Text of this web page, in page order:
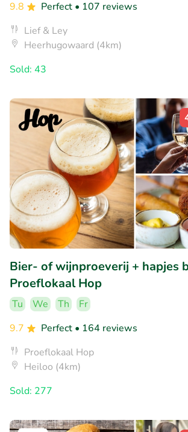
9.8 Perfect • 107 reviews
Lief & Ley
Heerhugowaard (4km)
Sold: 43
Bier- of wijnproeverij + hapjes
Proeflokaal Hop
Tu We Th
Fr
9.7
Perfect • 164 reviews
Proeflokaal Hop
Heiloo (4km)
Sold: 277